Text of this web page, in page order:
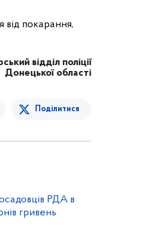
від покарання,
відділ поліції
Донецької області
Поділитися
РДА в
гривень